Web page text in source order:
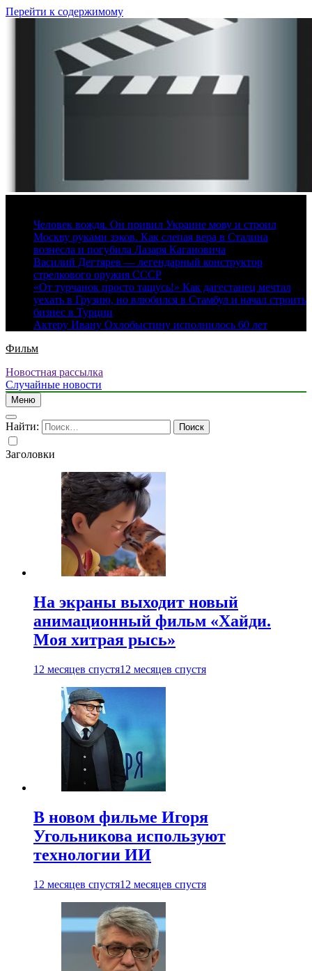
Перейти к содержимому
Человек вождя. Он привил Украине мову и строил
Москву руками зэков. Как слепая вера в Сталина
вознесла и погубила Лазаря Кагановича
Василий Дегтярев — легендарный конструктор
стрелкового оружия СССР
«От турчанок просто тащусь!» Как дагестанец мечтал
уехать в Грузию, но влюбился в Стамбул и начал строить
бизнес в Турции
Актеру Ивану Охлобыстину исполнилось 60 лет
Фильм
Новостная рассылка
Случайные новости
Меню
Найти:
Заголовки
На экраны выходит новый
анимационный фильм «Хайди.
Моя хитрая рысь»
12 месяцев спустя12 месяцев спустя
В новом фильме Игоря
Угольникова используют
технологии ИИ
12 месяцев спустя12 месяцев спустя